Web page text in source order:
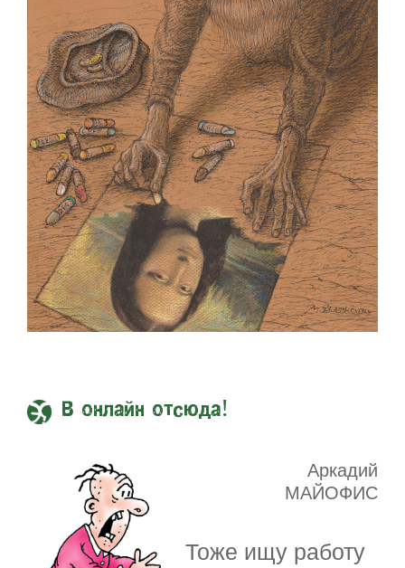
В онлайн отсюда!
Аркадий
МАЙОФИС
Тоже ищу работу